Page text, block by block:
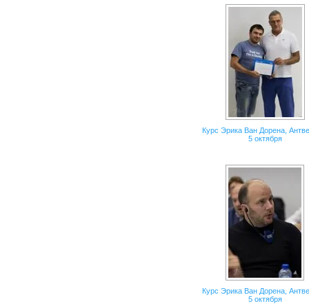
Курс Эрика Ван Дорена,
5 октября
Курс Эрика Ван Дорена,
5 октября